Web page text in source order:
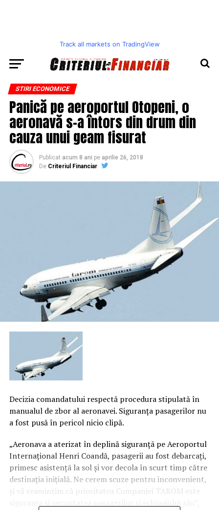
Track all markets on TradingView
STIRI ECONOMICE
Panică pe aeroportul Otopeni, o
aeronavă s-a întors din drum din
cauza unui geam fisurat
Publicat acum 8 ani pe aprilie 26, 2018
De Criteriul Financiar
Decizia comandatului respectă procedura stipulată în
manualul de zbor al aeronavei. Siguranţa pasagerilor nu
a fost pusă în pericol nicio clipă.
„Aeronava a aterizat în deplină siguranţã pe Aeroportul
Internaţional Henri Coandă, pasagerii au fost debarcaţi,
primesc asistenţã la sol şi vor decola în scurt timp către
destinaţia iniţială. Ne cerem scuze pentru inconvenient,
şi vă reamintim că prioritatea Companiei TAROM este